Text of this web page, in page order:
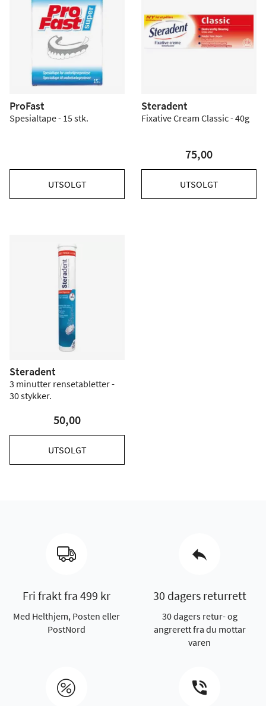
ProFast
Spesialtape - 15 stk.
UTSOLGT
Steradent
Fixative Cream Classic - 40g
75,00
UTSOLGT
Steradent
3 minutter rensetabletter -
30 stykker.
50,00
UTSOLGT
Fri frakt fra 499 kr
Med Helthjem, Posten eller
PostNord
30 dagers returrett
30 dagers retur- og
angrerett fra du mottar
varen